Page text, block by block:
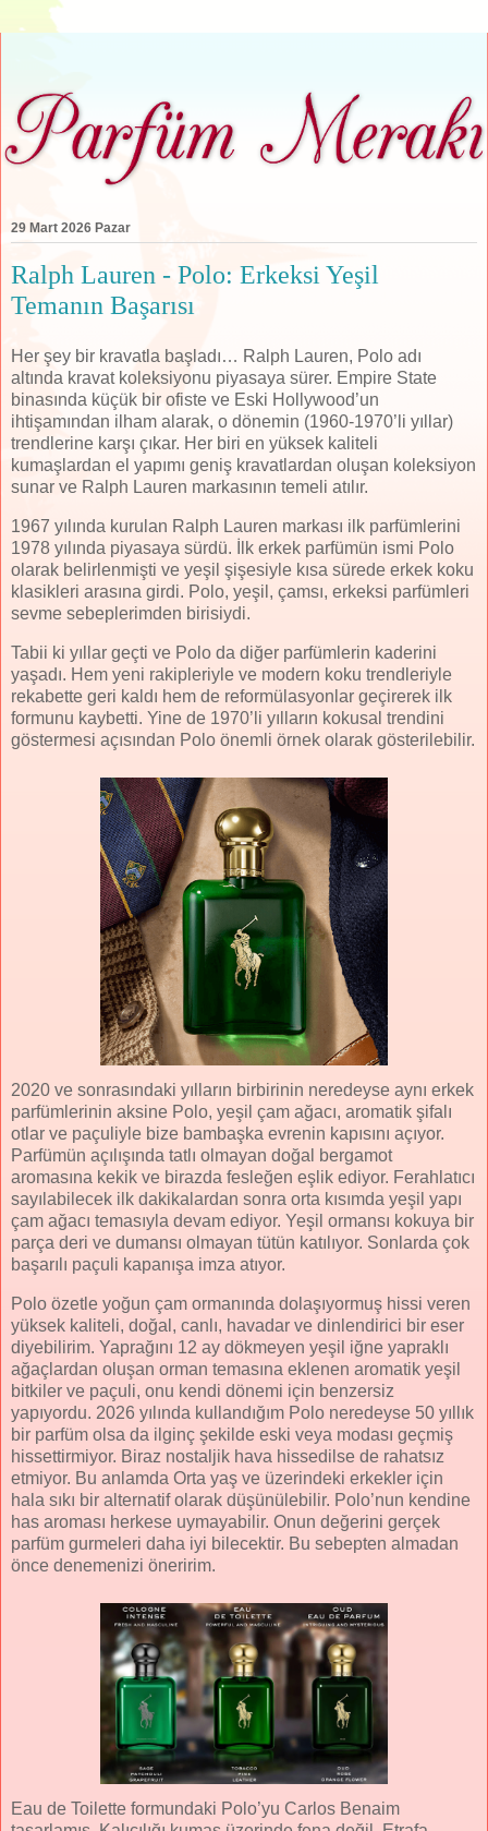
29 Mart 2026 Pazar
Ralph Lauren - Polo: Erkeksi Yeşil
Temanın Başarısı
Her şey bir kravatla başladı… Ralph Lauren, Polo adı
altında kravat koleksiyonu piyasaya sürer. Empire State
binasında küçük bir ofiste ve Eski Hollywood’un
ihtişamından ilham alarak, o dönemin (1960-1970’li yıllar)
trendlerine karşı çıkar. Her biri en yüksek kaliteli
kumaşlardan el yapımı geniş kravatlardan oluşan koleksiyon
sunar ve Ralph Lauren markasının temeli atılır.
1967 yılında kurulan Ralph Lauren markası ilk parfümlerini
1978 yılında piyasaya sürdü. İlk erkek parfümün ismi Polo
olarak belirlenmişti ve yeşil şişesiyle kısa sürede erkek koku
klasikleri arasına girdi. Polo, yeşil, çamsı, erkeksi parfümleri
sevme sebeplerimden birisiydi.
Tabii ki yıllar geçti ve Polo da diğer parfümlerin kaderini
yaşadı. Hem yeni rakipleriyle ve modern koku trendleriyle
rekabette geri kaldı hem de reformülasyonlar geçirerek ilk
formunu kaybetti. Yine de 1970’li yılların kokusal trendini
göstermesi açısından Polo önemli örnek olarak gösterilebilir.
2020 ve sonrasındaki yılların birbirinin neredeyse aynı erkek
parfümlerinin aksine Polo, yeşil çam ağacı, aromatik şifalı
otlar ve paçuliyle bize bambaşka evrenin kapısını açıyor.
Parfümün açılışında tatlı olmayan doğal bergamot
aromasına kekik ve birazda fesleğen eşlik ediyor. Ferahlatıcı
sayılabilecek ilk dakikalardan sonra orta kısımda yeşil yapı
çam ağacı temasıyla devam ediyor. Yeşil ormansı kokuya bir
parça deri ve dumansı olmayan tütün katılıyor. Sonlarda çok
başarılı paçuli kapanışa imza atıyor.
Polo özetle yoğun çam ormanında dolaşıyormuş hissi veren
yüksek kaliteli, doğal, canlı, havadar ve dinlendirici bir eser
diyebilirim. Yaprağını 12 ay dökmeyen yeşil iğne yapraklı
ağaçlardan oluşan orman temasına eklenen aromatik yeşil
bitkiler ve paçuli, onu kendi dönemi için benzersiz
yapıyordu. 2026 yılında kullandığım Polo neredeyse 50 yıllık
bir parfüm olsa da ilginç şekilde eski veya modası geçmiş
hissettirmiyor. Biraz nostaljik hava hissedilse de rahatsız
etmiyor. Bu anlamda Orta yaş ve üzerindeki erkekler için
hala sıkı bir alternatif olarak düşünülebilir. Polo’nun kendine
has aroması herkese uymayabilir. Onun değerini gerçek
parfüm gurmeleri daha iyi bilecektir. Bu sebepten almadan
önce denemenizi öneririm.
Eau de Toilette formundaki Polo’yu Carlos Benaim